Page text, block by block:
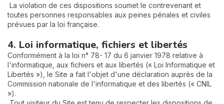
La violation de ces dispositions soumet le contrevenant et
toutes personnes responsables aux peines pénales et civiles
prévues par la loi française.
4. Loi informatique, fichiers et libertés
Conformément à la loi n° 78- 17 du 6 janvier 1978 relative à
l'informatique, aux fichiers et aux libertés (« Loi Informatique et
Libertés »), le Site a fait l'objet d'une déclaration auprès de la
Commission nationale de l'informatique et des libertés (« CNIL
»).